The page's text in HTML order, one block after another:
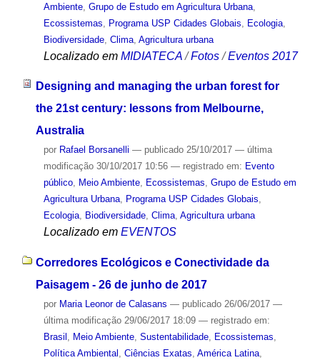
Ambiente, Grupo de Estudo em Agricultura Urbana,
Ecossistemas
Programa USP Cidades Globais Ecologia,
Biodiversidade, Clima, Agricultura urbana
Localizado em MIDIATECA /Fotos /Eventos 2017
Designing and managing the urban forest for
the 21st century: lessons from Melbourne,
Australia
por Rafael Borsanelli — publicado25/10/2017 — última
modificação30/10/2017 10:56 — registrado em: Evento
público, Meio Ambiente, Ecossistemas, Grupo de Estudo em
Agricultura Urbana, Programa USP Cidades Globais,
Ecologia, Biodiversidade, Clima, Agricultura urbana
Localizado em EVENTOS
Corredores Ecológicos e Conectividade da
Paisagem - 26 de junho de 2017
por Maria Leonor de Calasans — publicado26/06/2017 —
última modificação29/06/2017 18:09 — registrado em:
Brasil , Meio Ambiente, Sustentabilidade, Ecossistemas,
Política Ambiental , Ciências Exatas, América Latina,